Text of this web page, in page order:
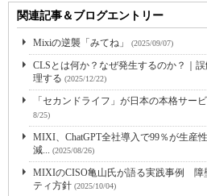
関連記事＆ブログエントリー
Mixiの逆襲「みてね」 (2025/09/07)
CLSとは何か？なぜ発生するのか？｜
理する (2025/12/22)
「セカンドライフ」が日本の本格サー
8/25)
MIXI、ChatGPT全社導入で99％が生産
減...
(2025/08/26)
MIXIのCISO亀山氏が語る実践事例 障
ティ方針 (2025/10/04)